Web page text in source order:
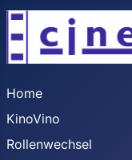
Home
KinoVino
Rollenwechsel